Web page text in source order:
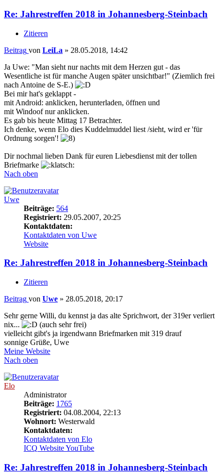
Re: Jahrestreffen 2018 in Johannesberg-Steinbach
Zitieren
Beitrag von LeiLa » 28.05.2018, 14:42
Ja Uwe: "Man sieht nur nachts mit dem Herzen gut - das
Wesentliche ist für manche Augen später unsichtbar!" (Ziemlich frei
nach Antoine de S-E.)
Bei mir hat's geklappt -
mit Android: anklicken, herunterladen, öffnen und
mit Windoof nur anklicken.
Es gab bis heute Mittag 17 Betrachter.
Ich denke, wenn Elo dies Kuddelmuddel liest /sieht, wird er 'für
Ordnung sorgen'!
Dir nochmal lieben Dank für euren Liebesdienst mit der tollen
Briefmarke
Nach oben
Uwe
Beiträge: 564
Registriert: 29.05.2007, 20:25
Kontaktdaten:
Kontaktdaten von Uwe
Website
Re: Jahrestreffen 2018 in Johannesberg-Steinbach
Zitieren
Beitrag von Uwe » 28.05.2018, 20:17
Sehr gerne Willi, du kennst ja das alte Sprichwort, der 319er verliert
nix...
(auch sehr frei)
vielleicht gibt's ja irgendwann Briefmarken mit 319 drauf
sonnige Grüße, Uwe
Meine Website
Nach oben
Elo
Administrator
Beiträge: 1765
Registriert: 04.08.2004, 22:13
Wohnort: Westerwald
Kontaktdaten:
Kontaktdaten von Elo
ICQ WebsiteYouTube
Re: Jahrestreffen 2018 in Johannesberg-Steinbach